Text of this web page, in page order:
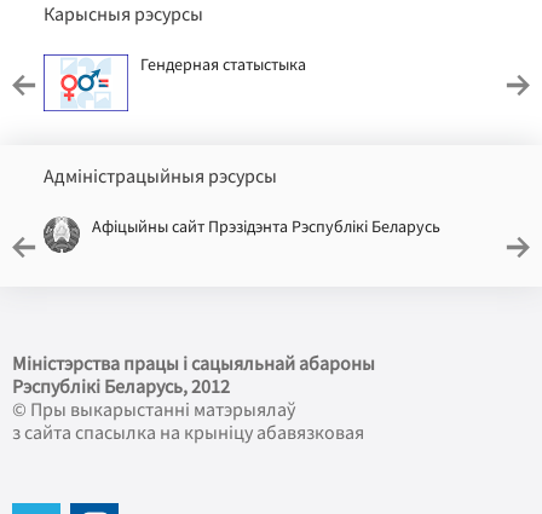
Карысныя рэсурсы
Гендерная статыстыка
Адміністрацыйныя рэсурсы
Афіцыйны сайт Прэзідэнта Рэспублікі Беларусь
Міністэрства працы і сацыяльнай абароны
Рэспублікі Беларусь, 2012
© Пры выкарыстанні матэрыялаў
з сайта спасылка на крыніцу абавязковая